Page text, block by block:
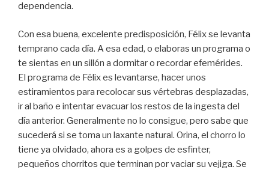
dependencia.
Con esa buena, excelente predisposición, Félix se levanta
temprano cada día. A esa edad, o elaboras un programa o
te sientas en un sillón a dormitar o recordar efemérides.
El programa de Félix es levantarse, hacer unos
estiramientos para recolocar sus vértebras desplazadas,
ir al baño e intentar evacuar los restos de la ingesta del
día anterior. Generalmente no lo consigue, pero sabe que
sucederá si se toma un laxante natural. Orina, el chorro lo
tiene ya olvidado, ahora es a golpes de esfinter,
pequeños chorritos que terminan por vaciar su vejiga. Se